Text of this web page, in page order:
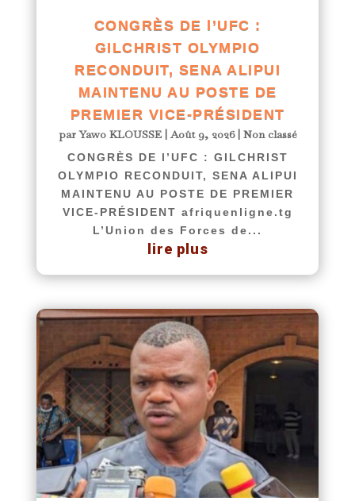
CONGRÈS DE l’UFC :
GILCHRIST OLYMPIO
RECONDUIT, SENA ALIPUI
MAINTENU AU POSTE DE
PREMIER VICE-PRÉSIDENT
parYawo KLOUSSE|Août 9, 2026| Non classé
CONGRÈS DE l’UFC : GILCHRIST
OLYMPIO RECONDUIT, SENA ALIPUI
MAINTENU AU POSTE DE PREMIER
VICE-PRÉSIDENT afriquenligne.tg
L’Union des Forces de...
lire plus